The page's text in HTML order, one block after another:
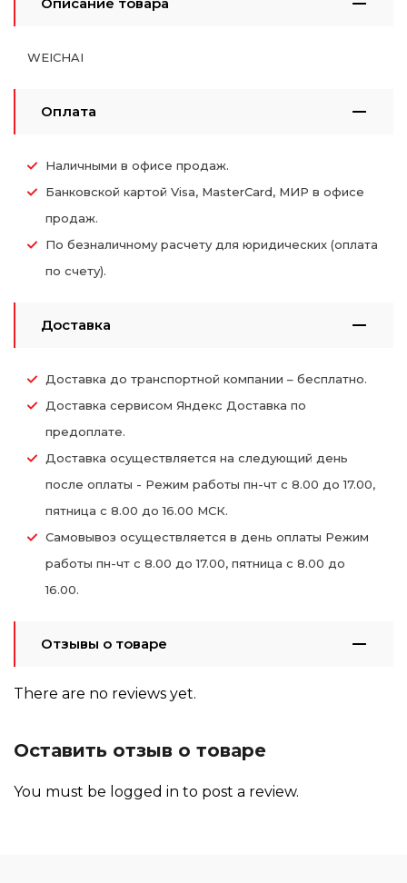
WEICHAI
Оплата
Наличными в офисе продаж.
Банковской картой Visa, MasterCard, МИР в офисе
продаж.
По безналичному расчету для юридических (оплата
по счету).
Доставка
Доставка до транспортной компании – бесплатно.
Доставка сервисом Яндекс Доставка по
предоплате.
Доставка осуществляется на следующий день
после оплаты - Режим работы пн-чт с 8.00 до 17.00,
пятница с 8.00 до 16.00 МСК.
Самовывоз осуществляется в день оплаты Режим
работы пн-чт с 8.00 до 17.00, пятница с 8.00 до
16.00.
Отзывы о товаре
There are no reviews yet.
Оставить отзыв о товаре
You must be logged in to post a review.